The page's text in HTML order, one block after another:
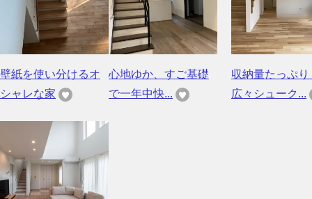
壁紙を使い分けるオ
シャレな家
心地ゆか、すご基礎
で一年中快...
収納量たっぷり
広々シューク...